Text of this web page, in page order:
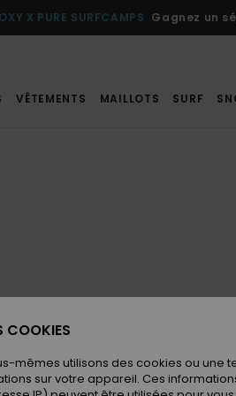
X PURE SURFCAMPS Gagnez un
VÊTEMENTS MAILLOTS SURF
COOKIES
mêmes utilisons des cookies ou une
sur votre appareil. Ces